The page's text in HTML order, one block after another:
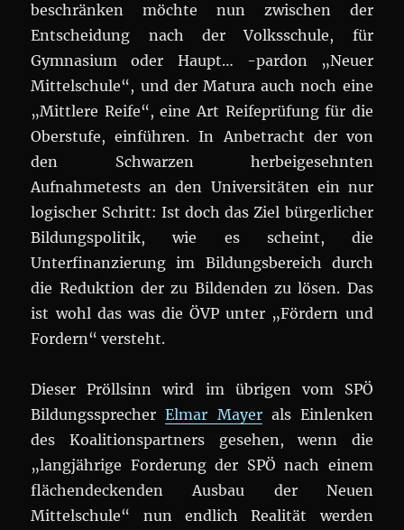
beschränken möchte nun zwischen der
Entscheidung nach der Volksschule, für
Gymnasium oder Haupt… -pardon „Neuer
Mittelschule“, und der Matura auch noch eine
„Mittlere Reife“, eine Art Reifeprüfung für die
Oberstufe, einführen. In Anbetracht der von
den Schwarzen herbeigesehnten
Aufnahmetests an den Universitäten ein nur
logischer Schritt: Ist doch das Ziel bürgerlicher
Bildungspolitik, wie es scheint, die
Unterfinanzierung im Bildungsbereich durch
die Reduktion der zu Bildenden zu lösen. Das
ist wohl das was die ÖVP unter „Fördern und
Fordern“ versteht.
Dieser Pröllsinn wird im übrigen vom SPÖ
BildungssprecherElmar Mayerals Einlenken
des Koalitionspartners gesehen, wenn die
„langjährige Forderung der SPÖ nach einem
flächendeckenden Ausbau der Neuen
Mittelschule“ nun endlich Realität werden